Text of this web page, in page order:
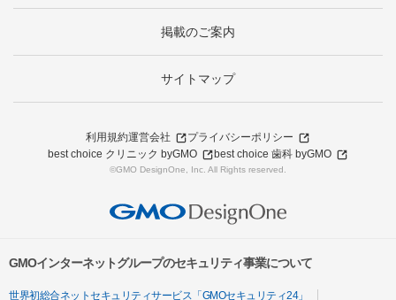
掲載のご案内
サイトマップ
利用規約運営会社
プライバシーポリシー
best choice クリニック byGMO
best choice 歯科 byGMO
©GMO DesignOne, Inc. All Rights reserved.
GMOインターネットグループのセキュリティ事業について
世界初総合ネットセキュリティサービス「GMOセキュリティ24」